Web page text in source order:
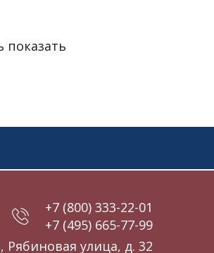
+7 (800) 333-22-01
+7 (495) 665-77-99
Рябиновая улица, д. 32